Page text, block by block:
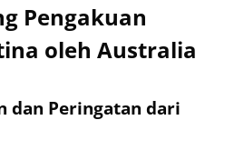
Pengakuan
oleh Australia
dan Peringatan dari